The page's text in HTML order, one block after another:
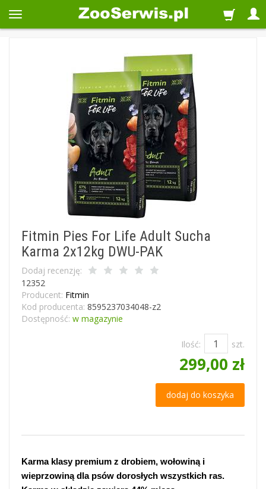
Fitmin Pies For Life Adult Sucha
Karma 2x12kg DWU-PAK
Dodaj recenzję:
12352
Producent: Fitmin
Kod producenta: 8595237034048-z2
Dostępność: w magazynie
Ilość: szt.
299,00 zł
dodaj do koszyka
Karma klasy premium z drobiem, wołowiną i
wieprzowiną dla psów dorosłych wszystkich ras.